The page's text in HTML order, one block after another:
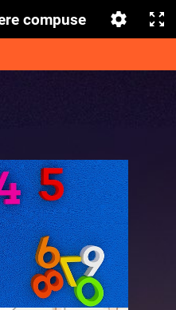
compuse